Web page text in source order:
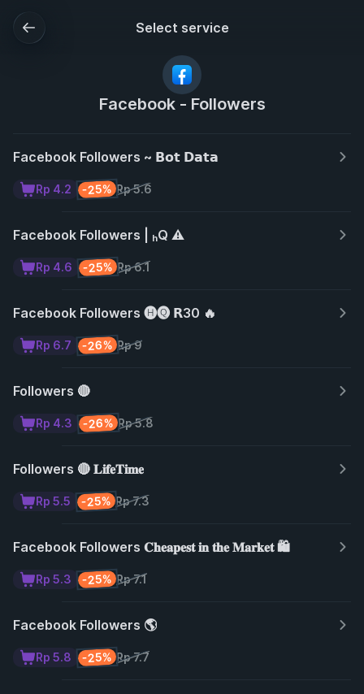
Select service
Facebook - Followers
Facebook Followers ~ 𝗕𝗼𝘁 𝗗𝗮𝘁𝗮
Rp 5.6
-25%
Rp 4.2
Facebook Followers | ₕQ ⚠️
Rp 6.1
-25%
Rp 4.6
Facebook Followers 🅗🅠 𝗥30 🔥
Rp 9
-26%
Rp 6.7
Followers 🔴
Rp 5.8
-26%
Rp 4.3
Followers 🔴 𝐋𝐢𝐟𝐞𝐓𝐢𝐦𝐞
Rp 7.3
-25%
Rp 5.5
Facebook Followers 𝐂𝐡𝐞𝐚𝐩𝐞𝐬𝐭 𝐢𝐧 𝐭𝐡𝐞 𝐌𝐚𝐫𝐤𝐞𝐭 🛍️
Rp 7.1
-25%
Rp 5.3
Facebook Followers 🌎
Rp 7.7
-25%
Rp 5.8